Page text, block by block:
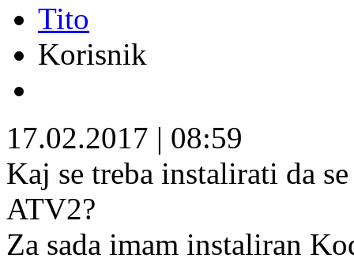
Tito
Korisnik
17.02.2017 | 08:59
Kaj se treba instalirati da
ATV2?
Za sada imam instaliran